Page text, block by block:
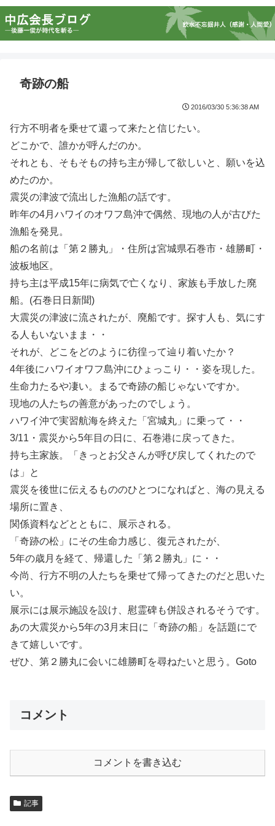
奇跡の船
2016/03/30 5:36:38 AM
行方不明者を乗せて還って来たと信じたい。
どこかで、誰かが呼んだのか。
それとも、そもそもの持ち主が帰して欲しいと、願いを込
めたのか。
震災の津波で流出した漁船の話です。
昨年の4月ハワイのオワフ島沖で偶然、現地の人が古びた
漁船を発見。
船の名前は「第２勝丸」・住所は宮城県石巻市・雄勝町・
波板地区。
持ち主は平成15年に病気で亡くなり、家族も手放した廃
船。(石巻日日新聞)
大震災の津波に流されたが、廃船です。探す人も、気にす
る人もいないまま・・
それが、どこをどのように彷徨って辿り着いたか？
4年後にハワイオワフ島沖にひょっこり・・姿を現した。
生命力たるや凄い。まるで奇跡の船じゃないですか。
現地の人たちの善意があったのでしょう。
ハワイ沖で実習航海を終えた「宮城丸」に乗って・・
3/11・震災から5年目の日に、石巻港に戻ってきた。
持ち主家族。「きっとお父さんが呼び戻してくれたので
は」と
震災を後世に伝えるもののひとつになればと、海の見える
場所に置き、
関係資料などとともに、展示される。
「奇跡の松」にその生命力感じ、復元されたが、
5年の歳月を経て、帰還した「第２勝丸」に・・
今尚、行方不明の人たちを乗せて帰ってきたのだと思いた
い。
展示には展示施設を設け、慰霊碑も併設されるそうです。
あの大震災から5年の3月末日に「奇跡の船」を話題にで
きて嬉しいです。
ぜひ、第２勝丸に会いに雄勝町を尋ねたいと思う。Goto
コメント
コメントを書き込む
記事